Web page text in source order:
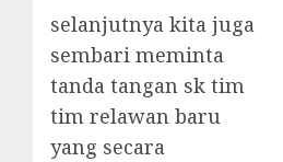
selanjutnya kita juga
sembari meminta
tanda tangan sk tim
tim relawan baru
yang secara